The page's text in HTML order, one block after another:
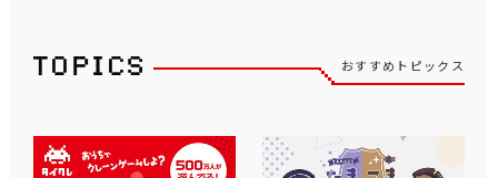
おすすめトピックス